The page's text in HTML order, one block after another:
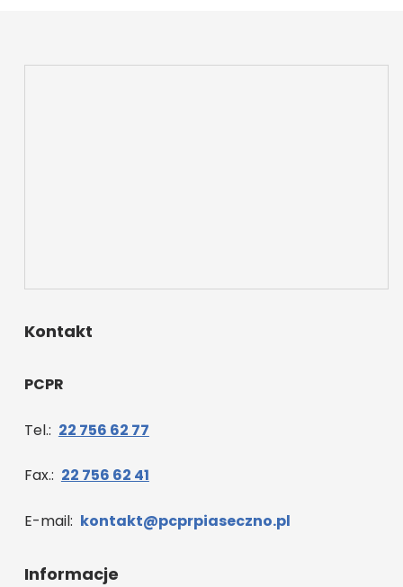
Kontakt
PCPR
Tel.: 22 756 62 77
Fax.: 22 756 62 41
E-mail: kontakt@pcprpiaseczno.pl
Informacje